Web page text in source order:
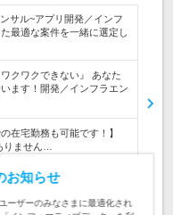
サル~アプリ開発／インフ
最適な案件を一緒に選定し
クワクできない』 あなた
ます！開発／インフラエン
在宅勤務も可能です！】
ません…
お知らせ
ーザーのみなさまに最適化され